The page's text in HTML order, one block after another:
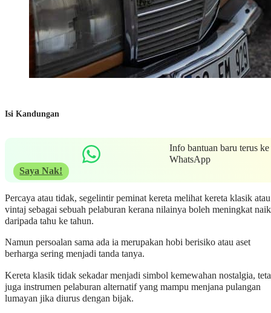
Isi Kandungan
Info bantuan baru terus ke
WhatsApp
Saya Nak!
Percaya atau tidak, segelintir peminat kereta melihat kereta klasik atau
vintaj sebagai sebuah pelaburan kerana nilainya boleh meningkat naik
daripada tahu ke tahun.
Namun persoalan sama ada ia merupakan hobi berisiko atau aset
berharga sering menjadi tanda tanya.
Kereta klasik tidak sekadar menjadi simbol kemewahan nostalgia,
juga instrumen pelaburan alternatif yang mampu menjana pulangan
lumayan jika diurus dengan bijak.